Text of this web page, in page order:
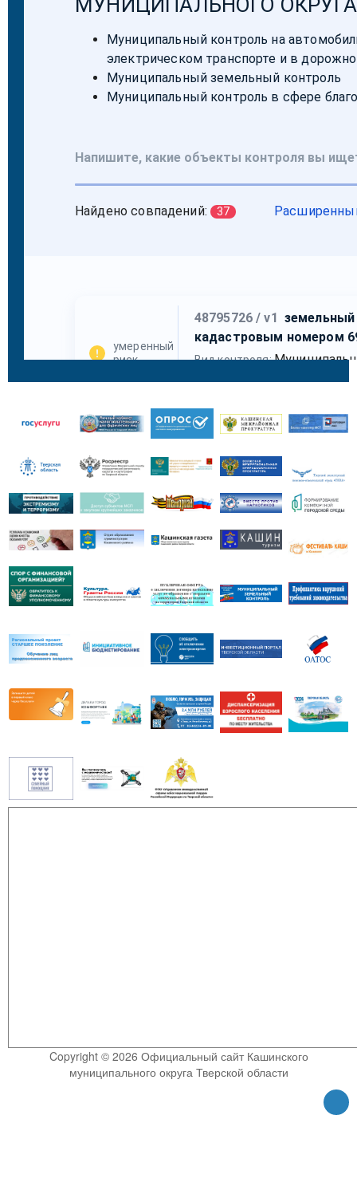
Copyright © 2026 Официальный сайт Кашинского
муниципального округа Тверской области